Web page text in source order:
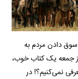
دادن مردم به
جمعه یک کتاب خوب،
نمی‌کنیم؟! در